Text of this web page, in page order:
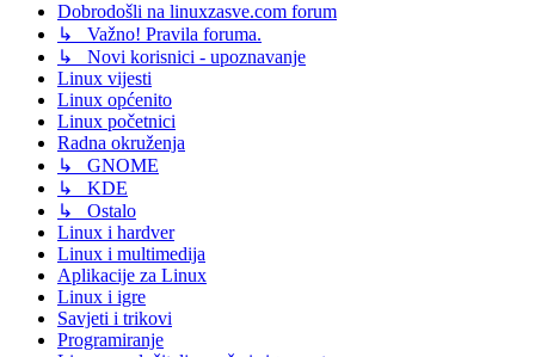
Dobrodošli na linuxzasve.com forum
↳ Važno! Pravila foruma.
↳ Novi korisnici - upoznavanje
Linux vijesti
Linux općenito
Linux početnici
Radna okruženja
↳ GNOME
↳ KDE
↳ Ostalo
Linux i hardver
Linux i multimedija
Aplikacije za Linux
Linux i igre
Savjeti i trikovi
Programiranje